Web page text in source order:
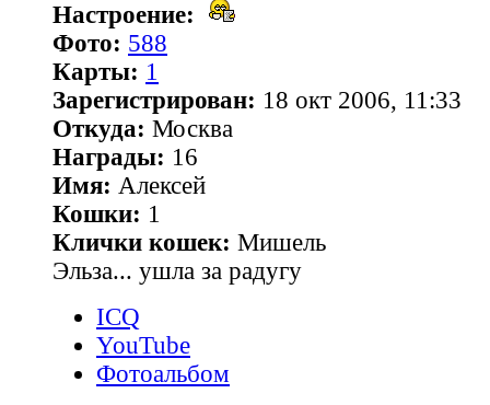
Настроение:
Фото: 588
Карты: 1
Зарегистрирован: 18 окт 2006, 11:33
Откуда: Москва
Награды: 16
Имя: Алексей
Кошки: 1
Клички кошек: Мишель
Эльза... ушла за радугу
ICQ
YouTube
Фотоальбом